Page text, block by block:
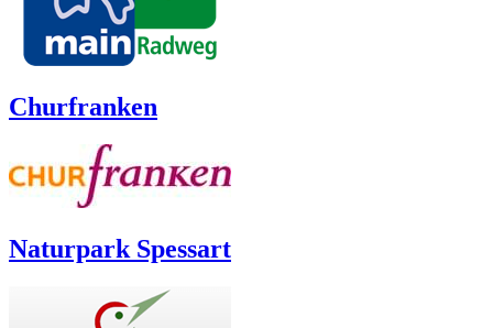
Churfranken
Naturpark Spessart